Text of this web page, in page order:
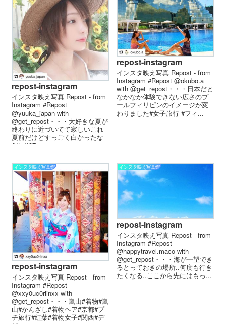
repost-instagram
インスタ映え写真 Repost - from
Instagram #Repost
@yuuka_japan with
@get_repost・・・大好きな夏が
終わりに近づいてて寂しい これ
夏前だけどすっごく白かったな
&#x1f97...
repost-instagram
インスタ映え写真 Repost - from
Instagram #Repost @okubo.a
with @get_repost・・・日本だと
なかなか体験できない広さのプ
ールフィリピンのイメージが変
わりました#女子旅行 #フィ...
インスタ映え写真館
repost-instagram
インスタ映え写真 Repost - from
Instagram #Repost
@xxy0uc0riinxx with
@get_repost・・・嵐山#着物#嵐
山#かんざし#着物ヘア#京都#プ
チ旅行#紅葉#着物女子#関西#デ
ジ...
インスタ映え写真館
repost-instagram
インスタ映え写真 Repost - from
Instagram #Repost
@happytravel.maco with
@get_repost・・・海が一望でき
るとっておきの場所..何度も行き
たくなる..ここから先にはもっ...